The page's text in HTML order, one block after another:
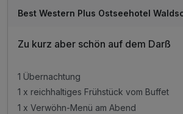
Best Western Plus Ostseehotel
Zu kurz aber schön auf dem Darß
1 Übernachtung
1 x reichhaltiges Frühstück vom Buffet
1 x Verwöhn-Menü am Abend